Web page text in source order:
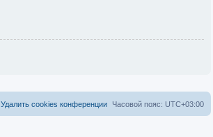
Часовой пояс: UTC+03:00
Удалить cookies конференции